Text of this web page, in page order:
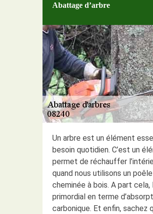
Abattage d’arbre
Un arbre est un élément
besoin quotidien. C’est un
permet de réchauffer
quand nous utilisons un
cheminée à bois. A part cela,
primordial en terme
carbonique. Et enfin, sachez